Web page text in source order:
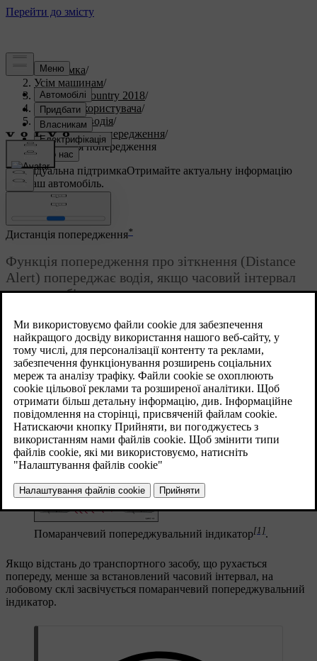
Підтримка/
Усім машинам/
S60 Cross Country 2018/
Посібник користувача/
Підтримка водія/
Дистанція попередження/
Дистанція попередження
Індивідуальна підтримкаОтримайте актуальну інформацію
про ваш автомобіль.
Оновлено 08.06.2023
Дистанція попередження*
Функція попередження про зіткнення (Distance
Alert) попереджає водія, якщо часовий інтервал
до автомобіля, що рухається попереду, стає
Система попередження про небезпечну дистанцію активна на
швидкостях вище30 км/г(20 миль/г) і реагує тільки на рух
транспортних засобів попереду автомобіля у тому ж напрямку.
Інформація не надається про транспортні засоби, які
рухаються у зворотному напрямку, рухаються повільно, або
стоять на місці.
Помаранчевий попереджувальний індикатор[1].
Якщо відстань до транспортного засобу, що рухається
попереду, менше за встановлений часовий інтервал, на
лобовому склі засвічується помаранчевий попереджувальний
індикатор.